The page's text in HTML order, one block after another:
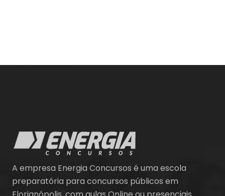
A empresa Energia Concursos é uma escola
preparatória para concursos públicos em